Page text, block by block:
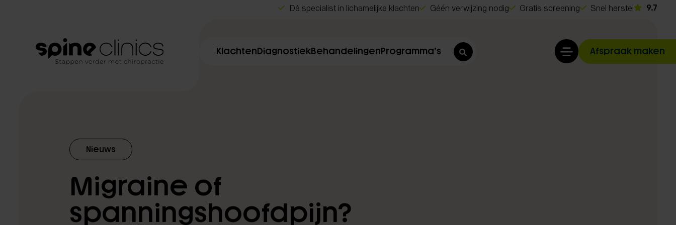
Dé specialist in lichamelijke klachten Géén verwijzing nodig Gratis screening Snel herstel 9.7
KlachtenDiagnostiekBehandelingenProgramma’s Afspraak maken
Behandelingen
Programma’s
Spine Clinics
Nieuws
Migraine of
spanningshoofdpijn?